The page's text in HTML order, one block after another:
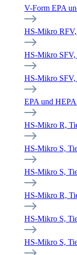
V-Form EPA
HS-Mikro
HS-Mikro
HS-Mikro
EPA und
HS-Mikro R,
HS-Mikro S,
HS-Mikro S,
HS-Mikro R,
HS-Mikro S,
HS-Mikro S,